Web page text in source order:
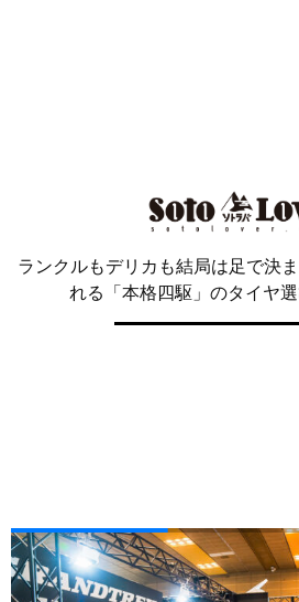
ランクルもデリカも結局は足で決
れる「本格四駆」のタイヤ